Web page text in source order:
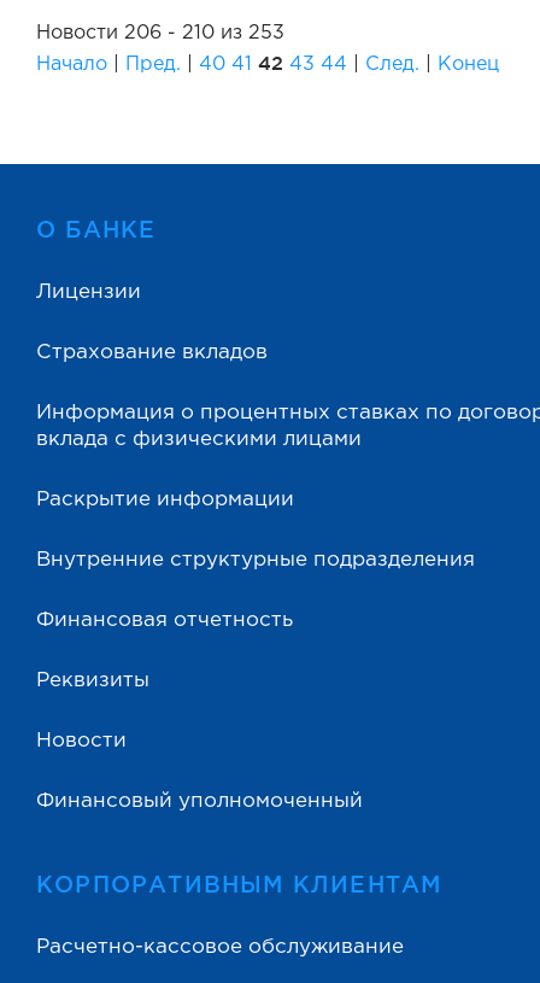
Новости 206 - 210 из 253
Начало
Пред. 40 41 42 43 44 След. Конец
О БАНКЕ
Лицензии
Страхование вкладов
Информация о процентных ставках по
вклада с физическими лицами
Раскрытие информации
Внутренние структурные подразделения
Финансовая отчетность
Реквизиты
Новости
Финансовый уполномоченный
КОРПОРАТИВНЫМ КЛИЕНТАМ
Расчетно-кассовое обслуживание